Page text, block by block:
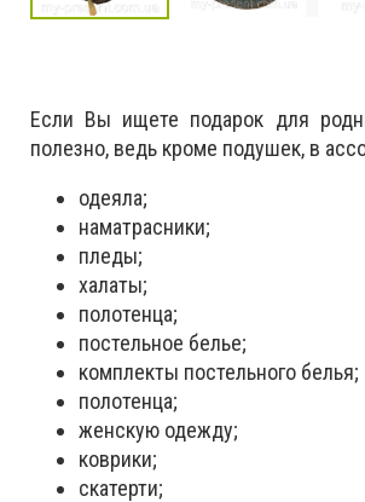
Если Вы ищете подарок для
полезно, ведь кроме подушек, в
одеяла;
наматрасники;
пледы;
халаты;
полотенца;
постельное белье;
комплекты постельного белья;
полотенца;
женскую одежду;
коврики;
скатерти;